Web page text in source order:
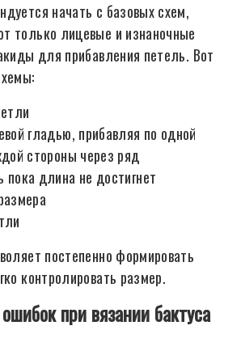
начать с базовых схем,
только лицевые и изнаночные
для прибавления петель. Вот
гладью, прибавляя по одной
стороны через ряд
длина не достигнет
постепенно формировать
контролировать размер.
при вязании бактуса